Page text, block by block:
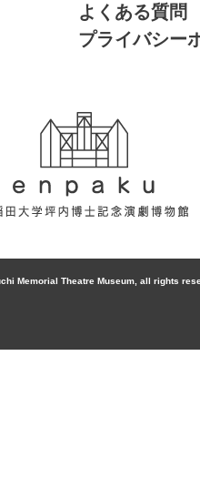
よくある質問
プライバシー
学坪内博士記
演劇博物館
Memorial Theatre Museum, all rights